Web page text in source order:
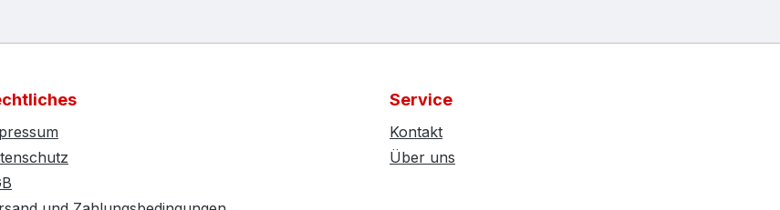
Service
Kontakt
Über uns